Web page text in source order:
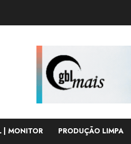
| MONITOR PRODUÇÃO LIMPA